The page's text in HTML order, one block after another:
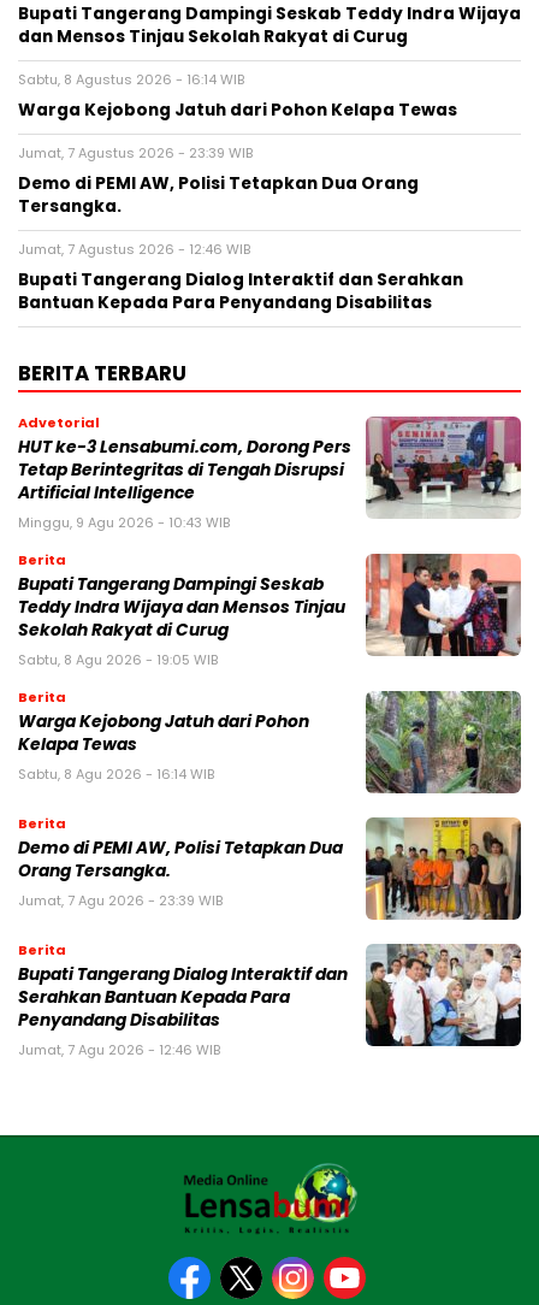
Bupati Tangerang Dampingi Seskab Teddy Indra Wijaya
dan Mensos Tinjau Sekolah Rakyat di Curug
Sabtu, 8 Agustus 2026 - 16:14 WIB
Warga Kejobong Jatuh dari Pohon Kelapa Tewas
Jumat, 7 Agustus 2026 - 23:39 WIB
Demo di PEMI AW, Polisi Tetapkan Dua Orang
Tersangka.
Jumat, 7 Agustus 2026 - 12:46 WIB
Bupati Tangerang Dialog Interaktif dan Serahkan
Bantuan Kepada Para Penyandang Disabilitas
BERITA TERBARU
Advetorial
HUT ke-3 Lensabumi.com, Dorong Pers
Tetap Berintegritas di Tengah Disrupsi
Artificial Intelligence
Minggu, 9 Agu 2026 - 10:43 WIB
Berita
Bupati Tangerang Dampingi Seskab
Teddy Indra Wijaya dan Mensos Tinjau
Sekolah Rakyat di Curug
Sabtu, 8 Agu 2026 - 19:05 WIB
Berita
Warga Kejobong Jatuh dari Pohon
Kelapa Tewas
Sabtu, 8 Agu 2026 - 16:14 WIB
Berita
Demo di PEMI AW, Polisi Tetapkan Dua
Orang Tersangka.
Jumat, 7 Agu 2026 - 23:39 WIB
Berita
Bupati Tangerang Dialog Interaktif dan
Serahkan Bantuan Kepada Para
Penyandang Disabilitas
Jumat, 7 Agu 2026 - 12:46 WIB